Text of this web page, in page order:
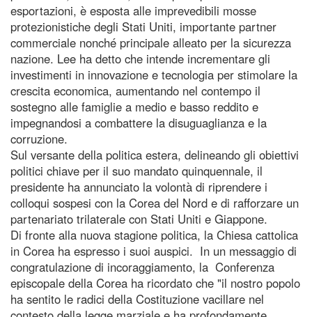
esportazioni, è esposta alle imprevedibili mosse
protezionistiche degli Stati Uniti, importante partner
commerciale nonché principale alleato per la sicurezza
nazione. Lee ha detto che intende incrementare gli
investimenti in innovazione e tecnologia per stimolare la
crescita economica, aumentando nel contempo il
sostegno alle famiglie a medio e basso reddito e
impegnandosi a combattere la disuguaglianza e la
corruzione.
Sul versante della politica estera, delineando gli obiettivi
politici chiave per il suo mandato quinquennale, il
presidente ha annunciato la volontà di riprendere i
colloqui sospesi con la Corea del Nord e di rafforzare un
partenariato trilaterale con Stati Uniti e Giappone.
Di fronte alla nuova stagione politica, la Chiesa cattolica
in Corea ha espresso i suoi auspici. In un messaggio di
congratulazione di incoraggiamento, la Conferenza
episcopale della Corea ha ricordato che "il nostro popolo
ha sentito le radici della Costituzione vacillare nel